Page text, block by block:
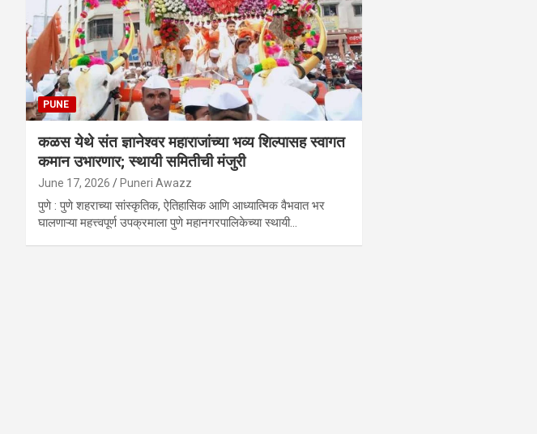
PUNE
कळस येथे संत ज्ञानेश्वर महाराजांच्या भव्य शिल्पासह स्वागत
कमान उभारणार; स्थायी समितीची मंजुरी
June 17, 2026 Puneri Awazz
पुणे : पुणे शहराच्या सांस्कृतिक, ऐतिहासिक आणि आध्यात्मिक वैभवात भर
घालणाऱ्या महत्त्वपूर्ण उपक्रमाला पुणे महानगरपालिकेच्या स्थायी…